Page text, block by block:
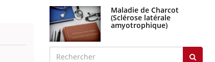
Maladie de Charcot
(Sclérose latérale
amyotrophique)